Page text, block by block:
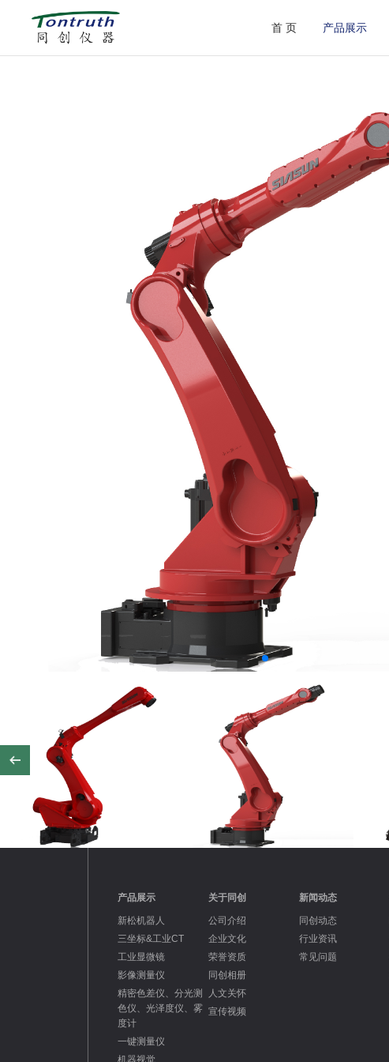
首 页 产品展示
产品展示
新松机器人
三坐标&工业CT
工业显微镜
影像测量仪
精密色差仪、分光测
色仪、光泽度仪、雾
度计
一键测量仪
机器视觉
关于同创
公司介绍
企业文化
荣誉资质
同创相册
人文关怀
宣传视频
新闻动态
同创动态
行业资讯
常见问题